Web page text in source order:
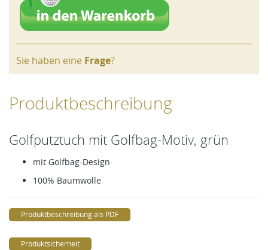
Sie haben eine Frage?
Produktbeschreibung
Golfputztuch mit Golfbag-Motiv, grün
mit Golfbag-Design
100% Baumwolle
Produktbeschreibung als PDF
Produktsicherheit